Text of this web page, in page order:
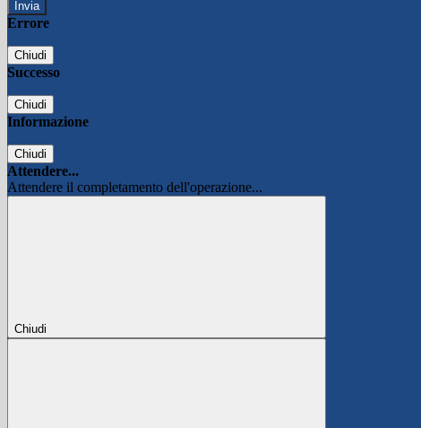
Errore
Chiudi
Successo
Chiudi
Informazione
Chiudi
Attendere...
Attendere il completamento dell'operazione...
Chiudi